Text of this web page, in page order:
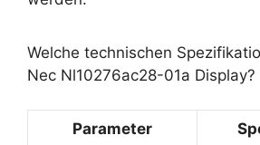
Welche technischen
Nec Nl10276ac28-01a Display?
Parameter